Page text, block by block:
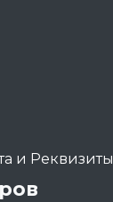
и Реквизиты